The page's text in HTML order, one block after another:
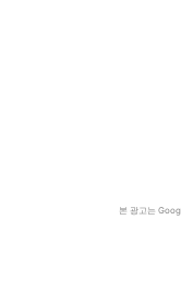
본 광고는